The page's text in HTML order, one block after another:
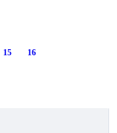
15 16